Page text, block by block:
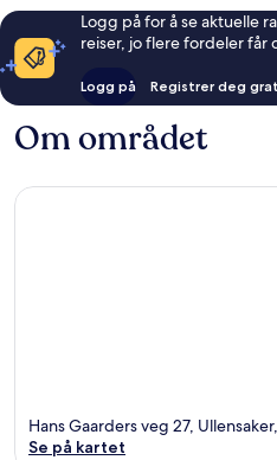
Logg på for å se aktuelle
reiser, jo flere fordeler får
Logg på Registrer deg
Om området
Hans Gaarders veg 27,
Se på kartet